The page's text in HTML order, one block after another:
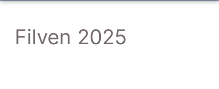
Filven 2025